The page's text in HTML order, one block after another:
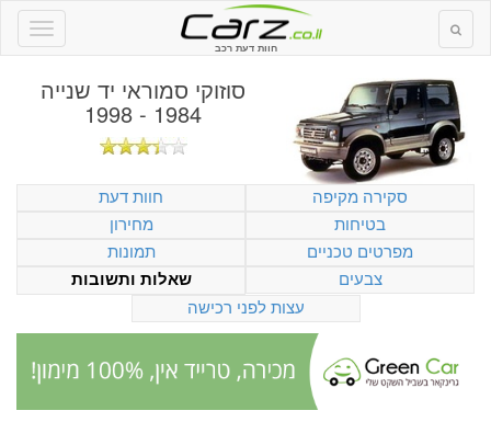
חוות דעת רכב
סוזוקי סמוראי יד שנייה
1984 - 1998
סקירה מקיפה
חוות דעת
בטיחות
מחירון
מפרטים טכניים
תמונות
צבעים
שאלות ותשובות
עצות לפני רכישה